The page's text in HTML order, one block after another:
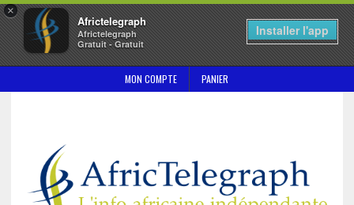
×
Africtelegraph
Africtelegraph
Gratuit - Gratuit
Installer l'app
MON COMPTE PANIER